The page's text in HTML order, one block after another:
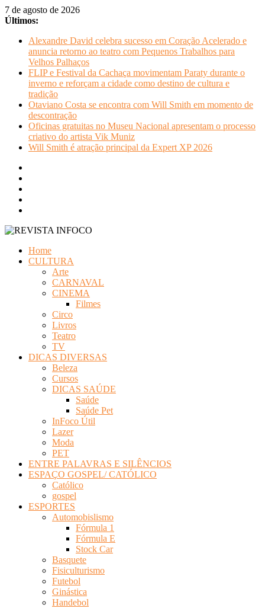
Pular
para
conteúdo
7 de agosto de 2026
Últimos:
Alexandre David celebra sucesso em Coração Acelerado e
anuncia retorno ao teatro com Pequenos Trabalhos para
Velhos Palhaços
FLIP e Festival da Cachaça movimentam Paraty durante o
inverno e reforçam a cidade como destino de cultura e
tradição
Otaviano Costa se encontra com Will Smith em momento de
descontração
Oficinas gratuitas no Museu Nacional apresentam o processo
criativo do artista Vik Muniz
Will Smith é atração principal da Expert XP 2026
INFOCO
Home
CULTURA
Arte
CARNAVAL
CINEMA
Filmes
Circo
Livros
Teatro
TV
DICAS DIVERSAS
Beleza
Cursos
DICAS SAÚDE
Saúde
Saúde Pet
InFoco Útil
Lazer
Moda
PET
ENTRE PALAVRAS E SILÊNCIOS
ESPAÇO GOSPEL/ CATÓLICO
Católico
gospel
ESPORTES
Automobislismo
Fórmula 1
Fórmula E
Stock Car
Basquete
Fisiculturismo
Futebol
Ginástica
Handebol